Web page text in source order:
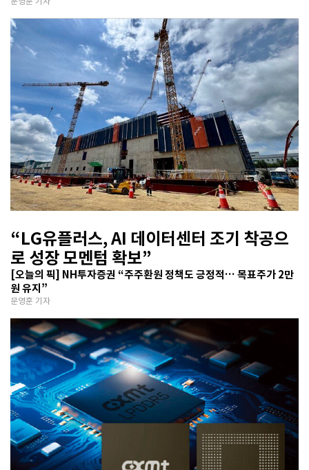
“LG유플러스, AI 데이터센터 조기 착공으
로 성장 모멘텀 확보”
[오늘의 픽] NH투자증권 “주주환원 정책도 긍정적… 목표주가 2만
원 유지”
문영훈 기자